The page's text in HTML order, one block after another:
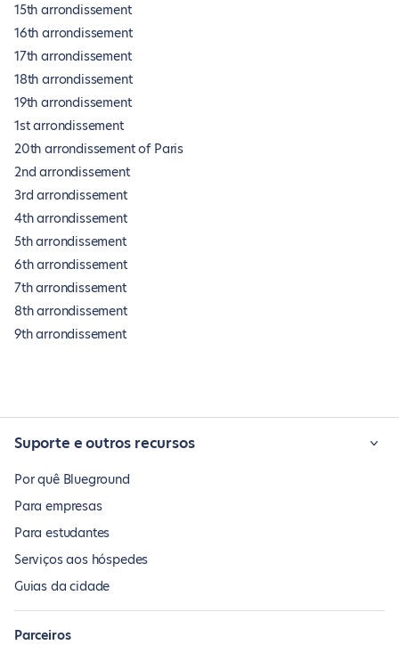
15th arrondissement
16th arrondissement
17th arrondissement
18th arrondissement
19th arrondissement
1st arrondissement
20th arrondissement of Paris
2nd arrondissement
3rd arrondissement
4th arrondissement
5th arrondissement
6th arrondissement
7th arrondissement
8th arrondissement
9th arrondissement
Suporte e outros recursos
Por quê Blueground
Para empresas
Para estudantes
Serviços aos hóspedes
Guias da cidade
Parceiros